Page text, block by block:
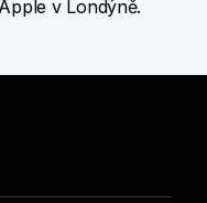
v Londýně.